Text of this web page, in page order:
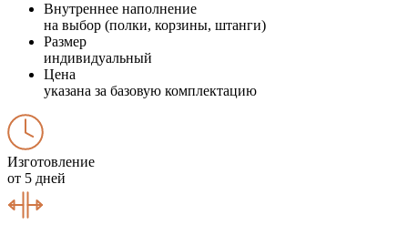
Внутреннее наполнение
на выбор (полки, корзины, штанги)
Размер
индивидуальный
Цена
указана за базовую комплектацию
Изготовление
от 5 дней